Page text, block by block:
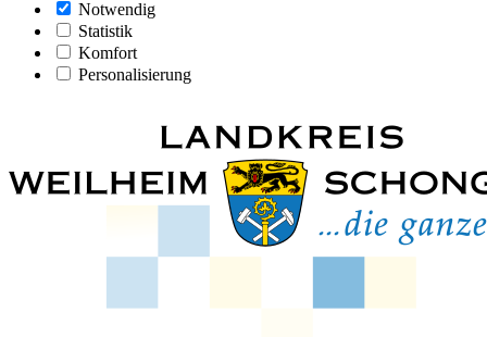
Notwendig
Statistik
Komfort
Personalisierung